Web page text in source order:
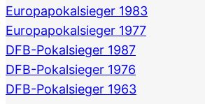
Europapokalsieger 1983
Europapokalsieger 1977
DFB-Pokalsieger 1987
DFB-Pokalsieger 1976
DFB-Pokalsieger 1963